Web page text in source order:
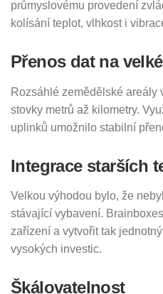
průmyslovému provedení
kolísání teplot, vlhkost i
Přenos dat na
Rozsáhlé zemědělské areály
stovky metrů až kilometry.
uplinků umožnilo stabilní
Integrace starších
Velkou výhodou bylo, že
stávající vybavení.
zařízení a vytvořit tak
vysokých investic.
Škálovatelnost